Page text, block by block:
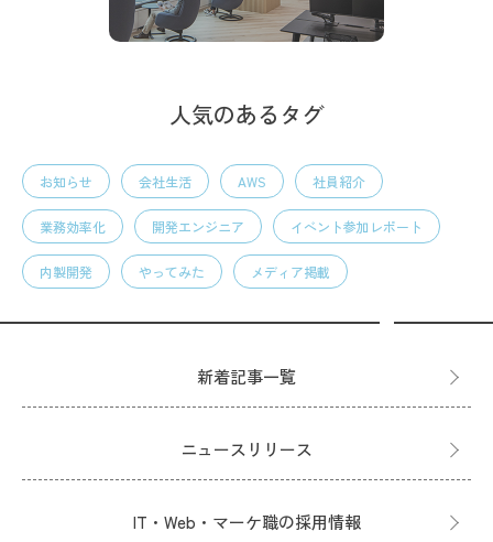
人気のあるタグ
お知らせ 会社生活 AWS 社員紹介
業務効率化 開発エンジニア イベント参加レポート
内製開発 やってみた メディア掲載
新着記事一覧
ニュースリリース
IT・Web・マーケ職の採用情報